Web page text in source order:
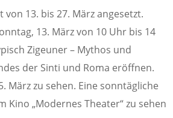
13. bis 27. März angesetzt.
13. März von 10 Uhr bis 14
Zigeuner – Mythos und
der Sinti und Roma eröffnen.
März zu sehen. Eine sonntägliche
„Modernes Theater“ zu sehen